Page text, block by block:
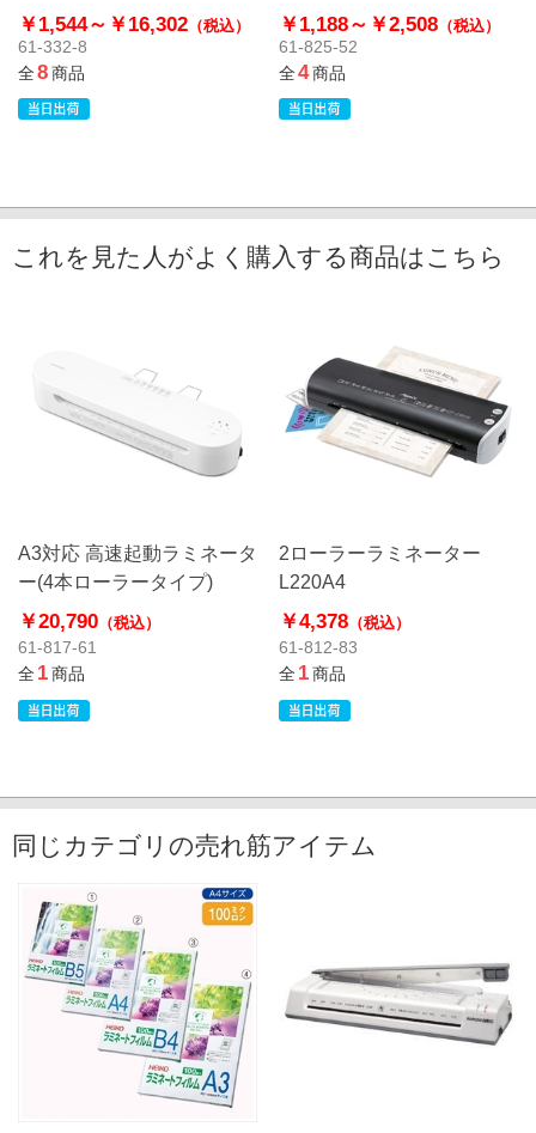
【HEIKO】
￥1,544～ ￥16,302 （税込）
61-332-8
全8商品
￥1,188～ ￥2,508 （税込）
61-825-52
全4商品
これを見た人がよく購入する商品はこちら
A3対応 高速起動ラミネータ
ー(4本ローラータイプ)
￥20,790 （税込）
61-817-61
全1商品
2ローラーラミネーター
L220A4
￥4,378（税込）
61-812-83
全1商品
同じカテゴリの売れ筋アイテム